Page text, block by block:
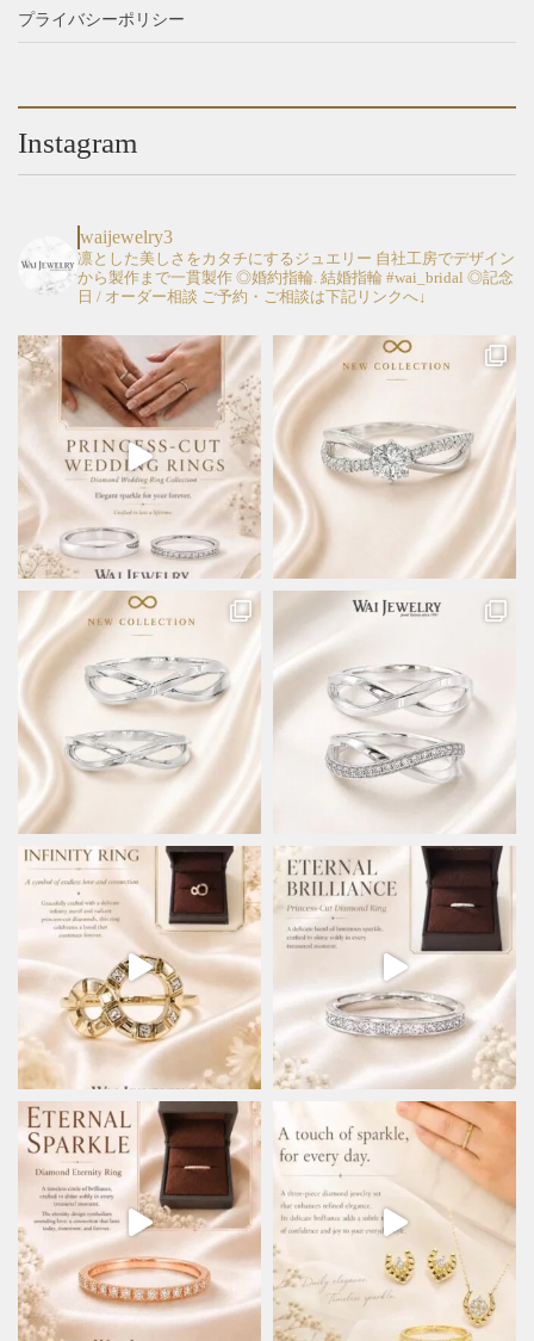
プライバシーポリシー
Instagram
waijewelry3
凛とした美しさをカタチにするジュエリー 自社工房でデザイン
から製作まで一貫製作 ◎婚約指輪. 結婚指輪 #wai_bridal ◎記念
日 / オーダー相談 ご予約・ご相談は下記リンクへ↓